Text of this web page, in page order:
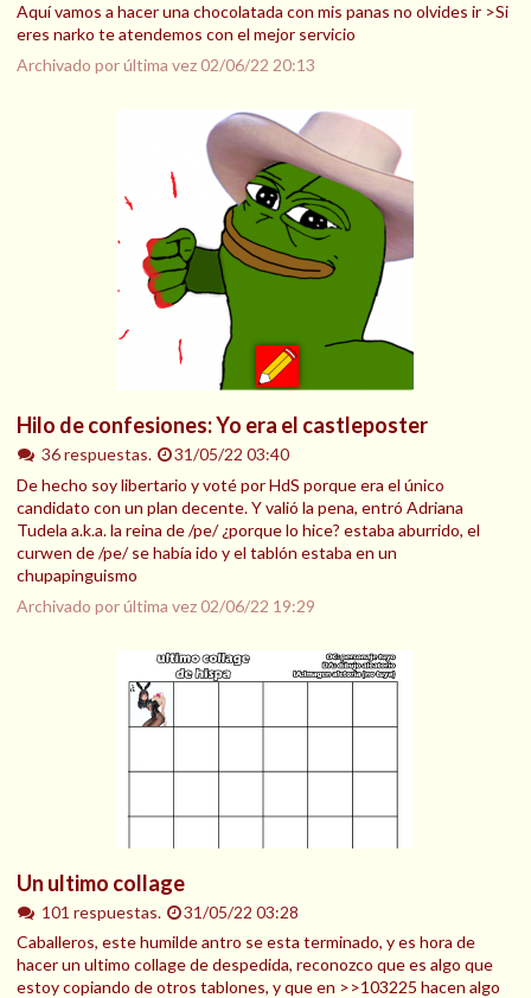
Aquí vamos a hacer una chocolatada con mis panas no olvides ir >Si
eres narko te atendemos con el mejor servicio
Archivado por última vez02/06/22 20:13
Hilo de confesiones: Yo era el castleposter
36 respuestas.
31/05/22 03:40
De hecho soy libertario y voté por HdS porque era el único
candidato con un plan decente. Y valió la pena, entró Adriana
Tudela a.k.a. la reina de /pe/ ¿porque lo hice? estaba aburrido, el
curwen de /pe/ se había ido y el tablón estaba en un
chupapinguismo
Archivado por última vez02/06/22 19:29
Un ultimo collage
101 respuestas.
31/05/22 03:28
Caballeros, este humilde antro se esta terminado, y es hora de
hacer un ultimo collage de despedida, reconozco que es algo que
estoy copiando de otros tablones, y que en >>103225 hacen algo